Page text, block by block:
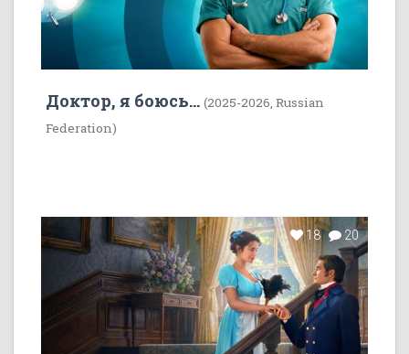
Доктор, я боюсь... (2025-2026, Russian
Federation)
18 20